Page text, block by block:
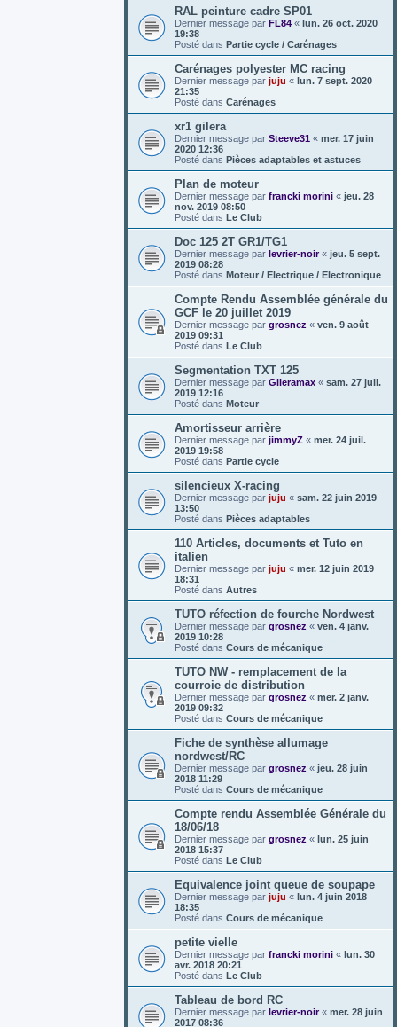
RAL peinture cadre SP01
Dernier message par FL84 « lun. 26 oct. 2020
19:38
Posté dans Partie cycle / Carénages
Carénages polyester MC racing
Dernier message par juju « lun. 7 sept. 2020
21:35
Posté dans Carénages
xr1 gilera
Dernier message par Steeve31 « mer. 17 juin
2020 12:36
Posté dans Pièces adaptables et astuces
Plan de moteur
Dernier message par francki morini « jeu. 28
nov. 2019 08:50
Posté dans Le Club
Doc 125 2T GR1/TG1
Dernier message par levrier-noir« jeu. 5 sept.
2019 08:28
Posté dans Moteur / Electrique / Electronique
Compte Rendu Assemblée générale du
GCF le 20 juillet 2019
Dernier message par grosnez « ven. 9 août
2019 09:31
Posté dans Le Club
Segmentation TXT 125
Dernier message par Gileramax « sam. 27 juil.
2019 12:16
Posté dans Moteur
Amortisseur arrière
Dernier message par jimmyZ « mer. 24 juil.
2019 19:58
Posté dans Partie cycle
silencieux X-racing
Dernier message par juju « sam. 22 juin 2019
13:50
Posté dans Pièces adaptables
110 Articles, documents et Tuto en
italien
Dernier message par juju « mer. 12 juin 2019
18:31
Posté dans Autres
TUTO réfection de fourche Nordwest
Dernier message par grosnez « ven. 4 janv.
2019 10:28
Posté dans Cours de mécanique
TUTO NW - remplacement de la
courroie de distribution
Dernier message par grosnez « mer. 2 janv.
2019 09:32
Posté dans Cours de mécanique
Fiche de synthèse allumage
nordwest/RC
Dernier message par grosnez « jeu. 28 juin
2018 11:29
Posté dans Cours de mécanique
Compte rendu Assemblée Générale du
18/06/18
Dernier message par grosnez « lun. 25 juin
2018 15:37
Posté dans Le Club
Equivalence joint queue de soupape
Dernier message par juju « lun. 4 juin 2018
18:35
Posté dans Cours de mécanique
petite vielle
Dernier message par francki morini « lun. 30
avr. 2018 20:21
Posté dans Le Club
Tableau de bord RC
Dernier message par levrier-noir« mer. 28 juin
2017 08:36